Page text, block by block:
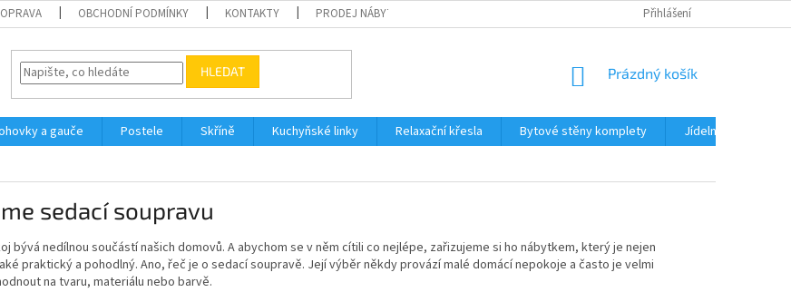
OBCHODNÍ PODMÍNKY KONTAKTY PRODEJ NÁBYTKU NA SPLÁTKY PODMÍNKY OCHRANY
Přihlášení
HLEDAT
NÁKUPNÍ
Prázdný košík
a gauče Postele Skříně Kuchyňské linky Relaxační křesla Bytové stěny komplety Jídelní sety
sedací soupravu
bývá nedílnou součástí našich domovů. A abychom se v něm cítili co nejlépe, zařizujeme si ho nábytkem, který je nejen
praktický a pohodlný. Ano, řeč je o sedací soupravě. Její výběr někdy provází malé domácí nepokoje a často je velmi
na tvaru, materiálu nebo barvě.